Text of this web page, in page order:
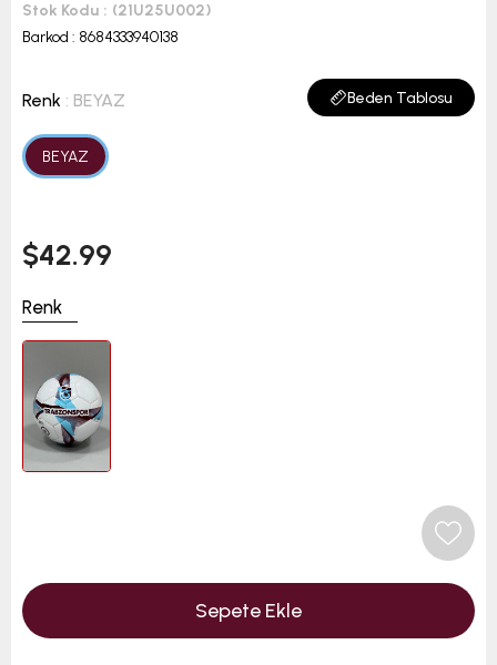
Stok Kodu
(21U25U002)
Barkod : 8684333940138
Renk Beden Tablosu
: BEYAZ
BEYAZ
$42.99
Renk